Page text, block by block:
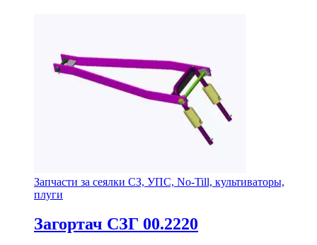
Запчасти за сеялки СЗ, УПС, No-Till, культиваторы,
плуги
Загортач СЗГ 00.2220